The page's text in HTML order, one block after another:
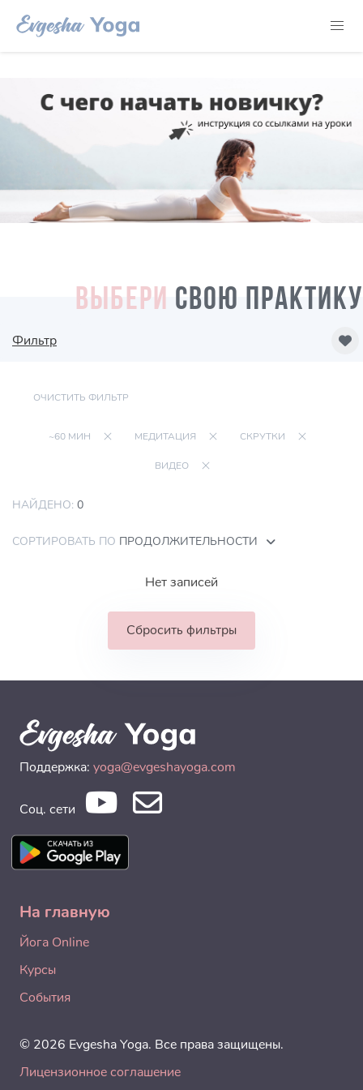
ВЫБЕРИ СВОЮ ПРАКТИКУ
Фильтр
ОЧИСТИТЬ ФИЛЬТР
~60 МИН МЕДИТАЦИЯ СКРУТКИ
ВИДЕО
НАЙДЕНО: 0
СОРТИРОВАТЬ ПО ПРОДОЛЖИТЕЛЬНОСТИ
Нет записей
Сбросить фильтры
Поддержка: yoga@evgeshayoga.com
Соц. сети
На главную
Йога Online
Курсы
События
© 2026 Evgesha Yoga. Все права защищены.
Лицензионное соглашение